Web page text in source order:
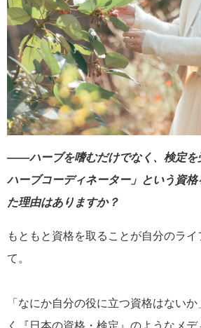
――ハーブを嗜むだけでなく、検定を
ハーブコーディネーター」という資
た理由はありますか？
もともと資格を取ることが自分のラ
て。
「なにか自分の役に立つ資格はない
く『日本の資格・検定』のようなメ